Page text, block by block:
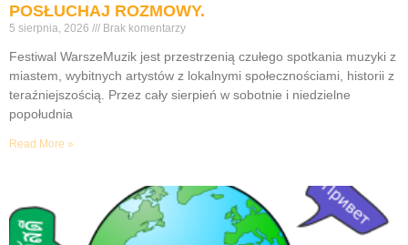
POSŁUCHAJ ROZMOWY.
5 sierpnia, 2026 Brak komentarzy
Festiwal WarszeMuzik jest przestrzenią czułego spotkania muzyki z
miastem, wybitnych artystów z lokalnymi społecznościami, historii z
teraźniejszością. Przez cały sierpień w sobotnie i niedzielne
popołudnia
Read More »